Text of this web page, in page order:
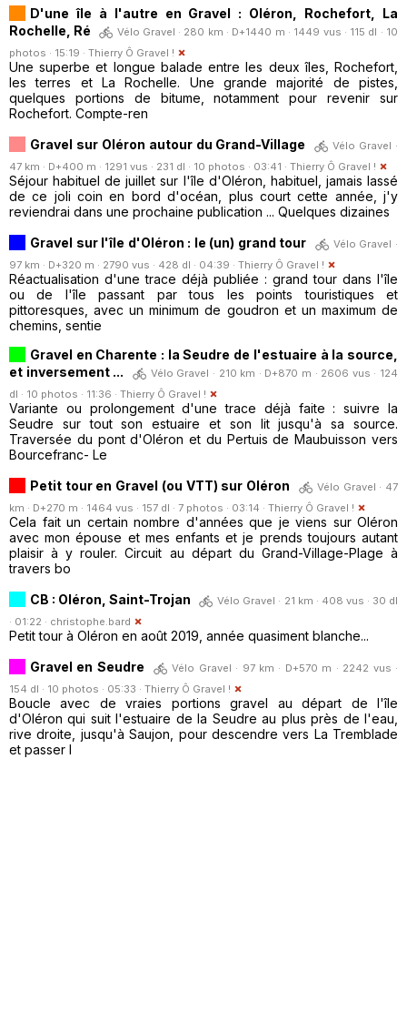
D'une île à l'autre en Gravel : Oléron, Rochefort, La
Rochelle, Ré
Vélo Gravel · 280 km · D+1440 m · 1449 vus · 115 dl · 10
photos · 15:19 · Thierry Ô Gravel !
Une superbe et longue balade entre les deux îles, Rochefort,
les terres et La Rochelle. Une grande majorité de pistes,
quelques portions de bitume, notamment pour revenir sur
Rochefort. Compte-ren
Gravel sur Oléron autour du Grand-Village
Vélo Gravel ·
47 km · D+400 m · 1291 vus · 231 dl · 10 photos · 03:41 · Thierry Ô Gravel !
Séjour habituel de juillet sur l'île d'Oléron, habituel, jamais lassé
de ce joli coin en bord d'océan, plus court cette année, j'y
reviendrai dans une prochaine publication ... Quelques dizaines
Gravel sur l'île d'Oléron : le (un) grand tour
Vélo Gravel ·
97 km · D+320 m · 2790 vus · 428 dl · 04:39 · Thierry Ô Gravel !
Réactualisation d'une trace déjà publiée : grand tour dans l'île
ou de l'île passant par tous les points touristiques et
pittoresques, avec un minimum de goudron et un maximum de
chemins, sentie
Gravel en Charente : la Seudre de l'estuaire à la source,
et inversement ...
Vélo Gravel · 210 km · D+870 m · 2606 vus · 124
dl · 10 photos · 11:36 · Thierry Ô Gravel !
Variante ou prolongement d'une trace déjà faite : suivre la
Seudre sur tout son estuaire et son lit jusqu'à sa source.
Traversée du pont d'Oléron et du Pertuis de Maubuisson vers
Bourcefranc- Le
Petit tour en Gravel (ou VTT) sur Oléron
Vélo Gravel · 47
km · D+270 m · 1464 vus · 157 dl · 7 photos · 03:14 · Thierry Ô Gravel !
Cela fait un certain nombre d'années que je viens sur Oléron
avec mon épouse et mes enfants et je prends toujours autant
plaisir à y rouler. Circuit au départ du Grand-Village-Plage à
travers bo
CB : Oléron, Saint-Trojan
Vélo Gravel · 21 km · 408 vus · 30 dl
· 01:22 · christophe.bard
Petit tour à Oléron en août 2019, année quasiment blanche...
Gravel en Seudre
Vélo Gravel · 97 km · D+570 m · 2242 vus ·
154 dl · 10 photos · 05:33 · Thierry Ô Gravel !
Boucle avec de vraies portions gravel au départ de l'île
d'Oléron qui suit l'estuaire de la Seudre au plus près de l'eau,
rive droite, jusqu'à Saujon, pour descendre vers La Tremblade
et passer l